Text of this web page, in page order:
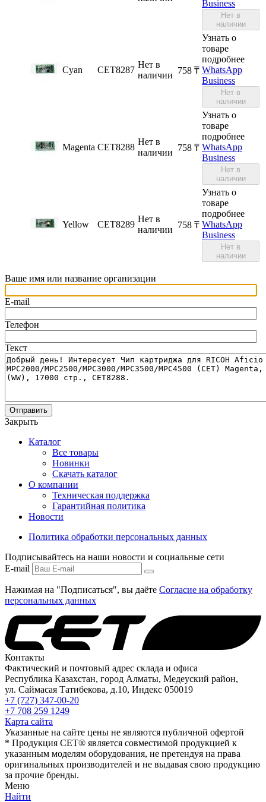
Business
Нет в
наличии
Cyan CET8287
Нет в
наличии ‍758‍ ₸
Узнать о
товаре
подробнее
WhatsApp
Business
Нет в
наличии
Magenta CET8288
Нет в
наличии ‍758‍ ₸
Узнать о
товаре
подробнее
WhatsApp
Business
Нет в
наличии
Yellow CET8289
Нет в
наличии ‍758‍ ₸
Узнать о
товаре
подробнее
WhatsApp
Business
Нет в
наличии
Ваше имя или название организации
E-mail
Телефон
Текст
Отправить
Закрыть
Каталог
Все товары
Новинки
Скачать каталог
О компании
Техническая поддержка
Гарантийная политика
Новости
Политика обработки персональных данных
Подписывайтесь на наши новости и социальные сети
E-mail
Нажимая на "Подписаться", вы даёте Согласие на обработку
персональных данных
Контакты
Фактический и почтовый адрес склада и офиса
Республика Казахстан, город Алматы, Медеуский район,
ул. Саймасая Татибекова, д.10, Индекс 050019
+7 (727) 347-00-20
+7 708 259 1249
Карта сайта
Указанные на сайте цены не являются публичной офертой
* Продукция СЕТ® является совместимой продукцией к
указанным моделям оборудования, не претендуя на права
оригинальных производителей и не выдавая свою продукцию
за прочие бренды.
Меню
Найти